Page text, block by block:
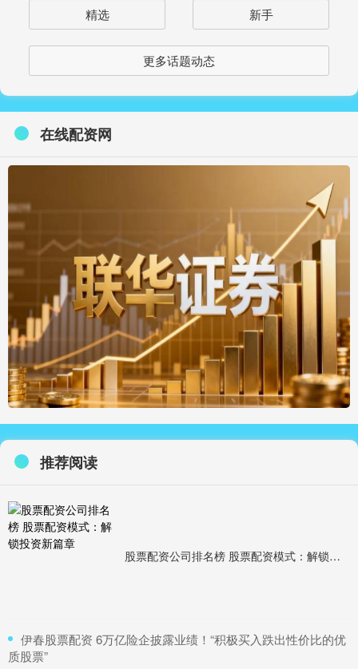
精选 新手
更多话题动态
在线配资网
推荐阅读
股票配资公司排名榜 股票配资模式：解锁投资新篇章
​伊春股票配资 6万亿险企披露业绩！“积极买入跌出性价比的优
质股票”